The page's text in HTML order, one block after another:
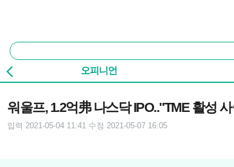
통
합
검
색
오피니언
워울프, 1.2억弗 나스닥 IPO.."TME 활성
입력 2021-05-04 11:41 수정 2021-05-07 16:05